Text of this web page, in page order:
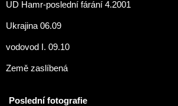
UD Hamr-poslední fárání 4.2001
Ukrajina 06.09
vodovod I. 09.10
Země zaslíbená
Poslední fotografie